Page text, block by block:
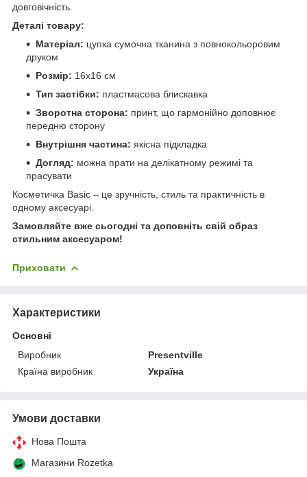
довговічність.
Деталі товару:
Матеріал: цупка сумочна тканина з повнокольоровим
друком
Розмір: 16х16 см
Тип застібки: пластмасова блискавка
Зворотна сторона: принт, що гармонійно доповнює
передню сторону
Внутрішня частина: якісна підкладка
Догляд: можна прати на делікатному режимі та
прасувати
Косметичка Basic – це зручність, стиль та практичність в
одному аксесуарі.
Замовляйте вже сьогодні та доповніть свій образ
стильним аксесуаром!
Приховати
Характеристики
Основні
Виробник
Presentville
Країна виробник
Україна
Умови доставки
Нова Пошта
Магазини Rozetka